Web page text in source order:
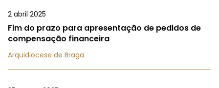
2 abril 2025
Fim do prazo para apresentação de pedidos de
compensação financeira
Arquidiocese de Braga